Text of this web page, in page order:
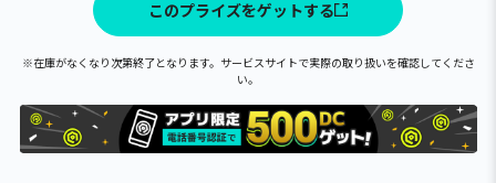
このプライズをゲットする
※在庫がなくなり次第終了となります。サービスサイトで実際の取り扱いを確認してくださ
い。